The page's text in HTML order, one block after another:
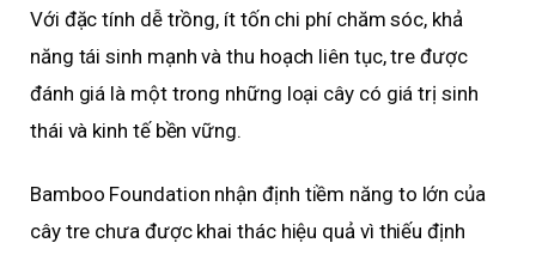
Với đặc tính dễ trồng, ít tốn chi phí chăm sóc, khả
năng tái sinh mạnh và thu hoạch liên tục, tre được
đánh giá là một trong những loại cây có giá trị sinh
thái và kinh tế bền vững.
Bamboo Foundation nhận định tiềm năng to lớn của
cây tre chưa được khai thác hiệu quả vì thiếu định